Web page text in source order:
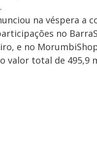
na véspera a
no
e no
valor total de 495,9